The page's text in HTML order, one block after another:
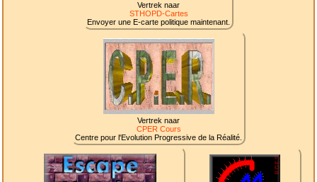
Vertrek naar
STHOPD-Cartes
Envoyer une E-carte politique maintenant.
Vertrek naar
CPER Cours
Centre pour l'Evolution Progressive de la Réalité.